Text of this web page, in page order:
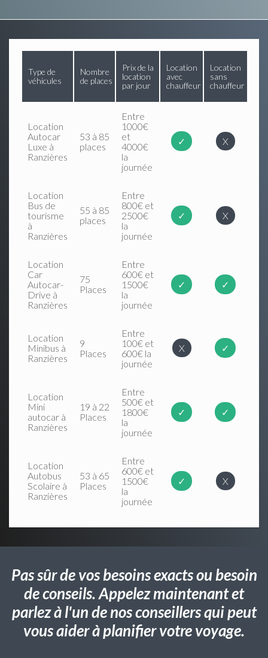
Type de
véhicules
Nombre
de places
Prix de la
location
par jour
Location
avec
chauffeur
Location
sans
chauffeur
Location
Autocar
Luxe à
Ranzières
53 à 85
places
Entre
1000€
et
4000€
la
journée
✓ X
Location
Bus de
tourisme
à
Ranzières
55 à 85
places
Entre
800€ et
2500€
la
journée
✓ X
Location
Car
Autocar-
Drive à
Ranzières
75
Places
Entre
600€ et
1500€
la
journée
✓ ✓
Location
Minibus à
Ranzières
9
Places
Entre
100€ et
600€ la
journée
X ✓
Location
Mini
autocar à
Ranzières
19 à 22
Places
Entre
500€ et
1800€
la
journée
✓ ✓
Location
Autobus
Scolaire à
Ranzières
53 à 65
Places
Entre
600€ et
1500€
la
journée
✓ X
Pas sûr de vos besoins exacts ou besoin
de conseils. Appelez maintenant et
parlez à l'un de nos conseillers qui peut
vous aider à planifier votre voyage.